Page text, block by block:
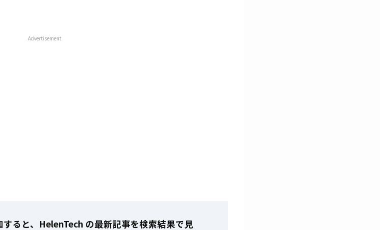
Advertisement
すると、HelenTech の最新記事を検索結果で見